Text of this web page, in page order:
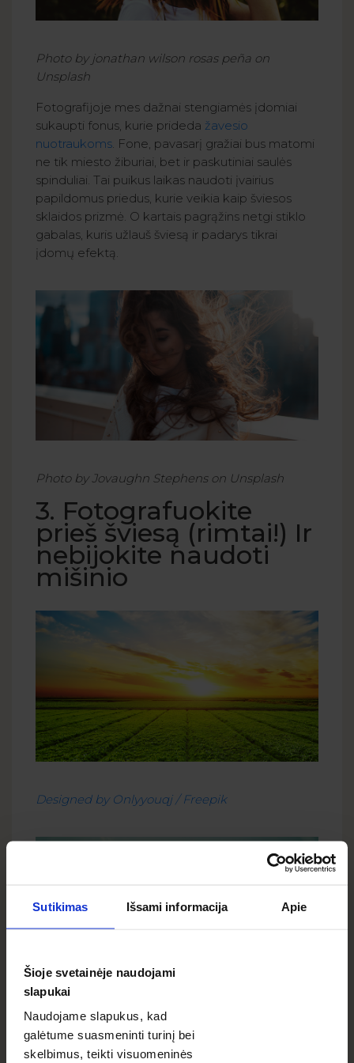
Sutikimas Išsami informacija Apie
Šioje svetainėje naudojami
slapukai
Naudojame slapukus, kad
galėtume suasmeninti turinį bei
skelbimus, teikti visuomeninės
Photo by jonathan wilson rosas peña on
Unsplash
Fotografijoje mes dažnai stengiamės įdomiai
sukaupti fonus, kurie prideda žavesio
nuotraukoms. Fone, pavasarį gražiai bus matomi
ne tik miesto žiburiai, bet ir paskutiniai saulės
spinduliai. Tai puikus laikas naudoti įvairius
papildomus priedus, kurie veikia kaip šviesos
sklaidos prizmė. O kartais pagrąžins netgi stiklo
gabalas, kuris užlauš šviesą ir padarys tikrai
įdomų efektą.
Photo by Jovaughn Stephens on Unsplash
3. Fotografuokite
prieš šviesą (rimtai!) Ir
nebijokite naudoti
mišinio
Designed by Onlyyouqj / Freepik
Designed byijeab/ Freepik